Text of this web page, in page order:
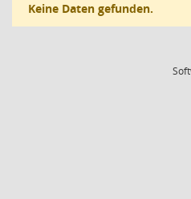
Keine Daten gefunden.